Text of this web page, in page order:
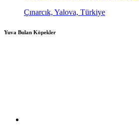
Çınarcık, Yalova, Türkiye
Yuva Bulan Köpekler